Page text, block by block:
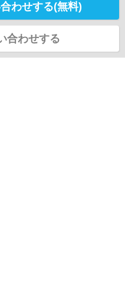
わせする(無料)
合わせする